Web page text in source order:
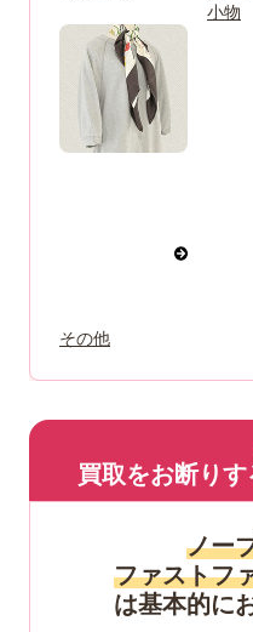
小物
その他
買取をお断り
ノー
ファストフ
は基本的に